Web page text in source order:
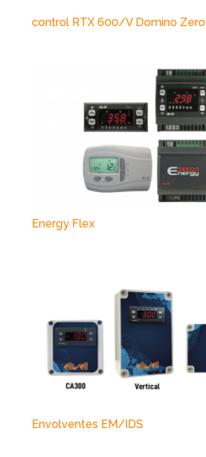
control RTX 600/V Domino Zero
Energy Flex
Envolventes EM/IDS